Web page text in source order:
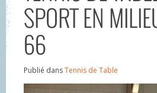
SPORT EN
66
Publié dansTennis de Table